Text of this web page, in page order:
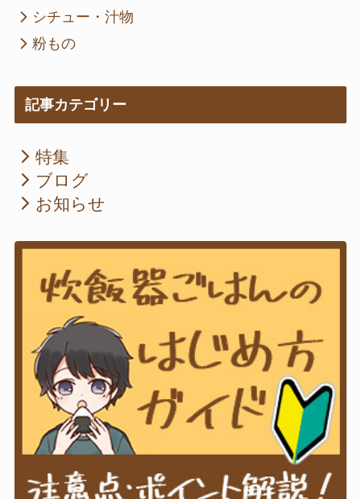
シチュー・汁物
粉もの
記事カテゴリー
特集
ブログ
お知らせ